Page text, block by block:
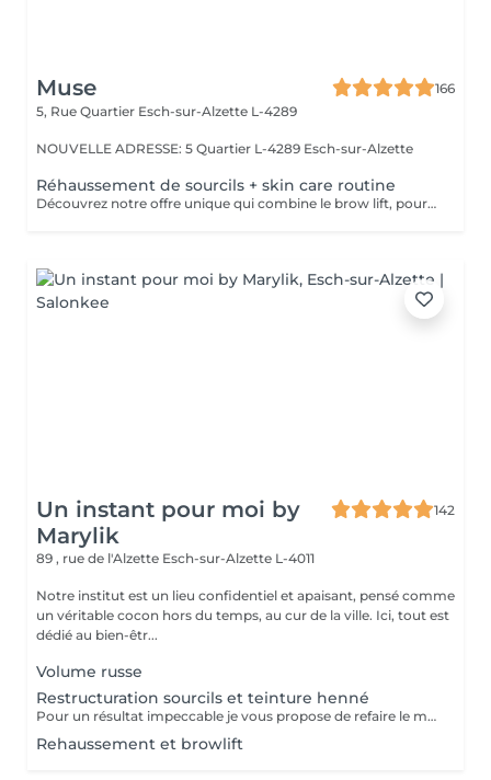
Muse
166
5, Rue Quartier Esch-sur-Alzette L-4289
NOUVELLE ADRESSE: 5 Quartier L-4289 Esch-sur-Alzette
Réhaussement de sourcils + skin care routine
Découvrez notre offre unique qui combine le brow lift, pour des sourcils magnifiquement liftés, et notre routine de soins de la peau personnalisée. Pendant que vous profitez de l'effet transformateur du brow lift sur vos sourcils, notre équipe prendra soin de votre visage en effectuant un double nettoyage, une exfoliation douce, une infusion de sérum nourrissant et l'application d'un masque facial sur mesure. Vous bénéficiez ainsi d'une expérience complète de beauté et de détente, avec des sourcils parfaitement sculptés et une peau éclatante.
Un instant pour moi by
Marylik
142
89 , rue de l'Alzette Esch-sur-Alzette L-4011
Notre institut est un lieu confidentiel et apaisant, pensé comme
un véritable cocon hors du temps, au cur de la ville. Ici, tout est
dédié au bien-êtr...
Volume russe
Restructuration sourcils et teinture henné
Pour un résultat impeccable je vous propose de refaire le mapping de votre sourcils pour qu il soit parfait La teinture permet un resultat net et durable
Rehaussement et browlift